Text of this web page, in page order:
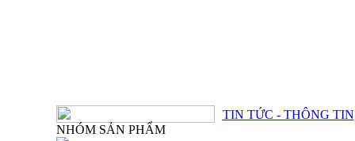
NHÓM SẢN PHẨM
TIN TỨC - THÔNG TIN